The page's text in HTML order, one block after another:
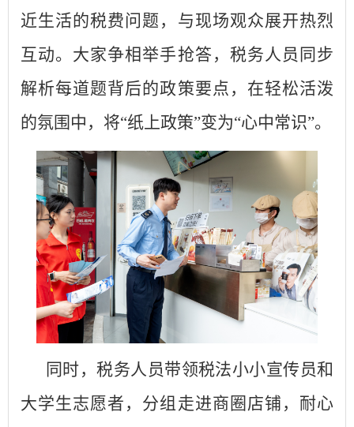
近生活的税费问题，与现场观众展开热烈
互动。大家争相举手抢答，税务人员同步
解析每道题背后的政策要点，在轻松活泼
的氛围中，将“纸上政策”变为“心中常识”。
同时，税务人员带领税法小小宣传员和
大学生志愿者，分组走进商圈店铺，耐心